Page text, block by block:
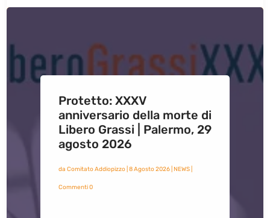
Protetto: XXXV
anniversario della morte di
Libero Grassi | Palermo, 29
agosto 2026
da Comitato Addiopizzo| 8 Agosto 2026| NEWS|
Commenti 0